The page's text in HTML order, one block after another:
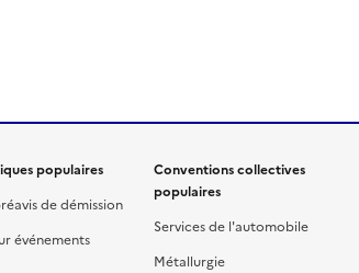
populaires
de démission
événements
Conventions collectives
populaires
Services de l'automobile
Métallurgie